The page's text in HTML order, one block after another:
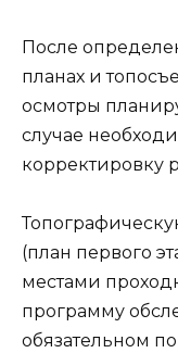
После
планах и
осмотры
случае
корректировку
(план первого
местами
программу
обязательном